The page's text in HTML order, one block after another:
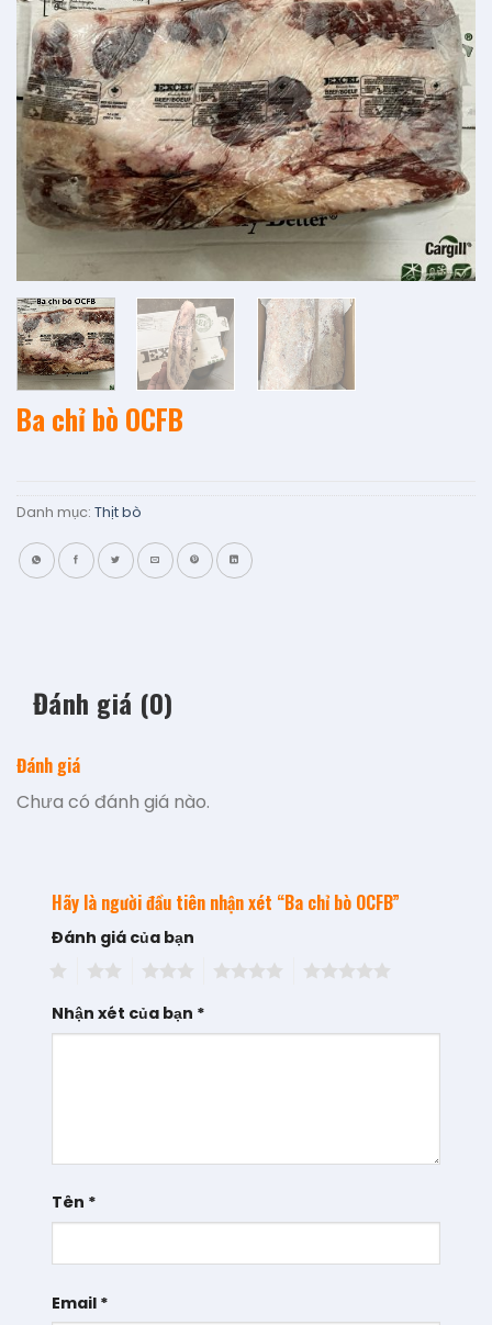
Add to
wishlist
Ba chỉ bò OCFB
Danh mục: Thịt bò
Đánh giá (0)
Đánh giá
Chưa có đánh giá nào.
Hãy là người đầu tiên nhận xét “Ba chỉ bò OCFB”
Đánh giá của bạn
Nhận xét của bạn *
Tên *
Email *